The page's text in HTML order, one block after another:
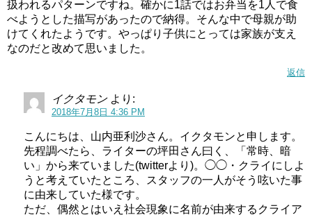
扱われるパターンですね。確かに1話ではお弁当を1人で食
べようとした描写があったので納得。そんな中で母親が助
けてくれたようです。やっぱり子供にとっては家族が支え
なのだと改めて思いました。
返信
イクタモン より:
2018年7月8日 4:36 PM
こんにちは、山内亜利沙さん。イクタモンと申します。
先程調べたら、ライターの坪田さん曰く、「常時、暗
い」から来ていました(twitterより)。◯◯・クライにしよ
うと考えていたところ、スタッフの一人がそう呟いた事
に由来していた様です。
ただ、偶然とはいえ社会現象に名前が由来するクライア